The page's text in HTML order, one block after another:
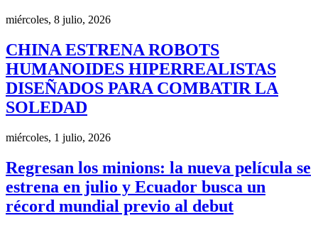
miércoles, 8 julio, 2026
CHINA ESTRENA ROBOTS
HUMANOIDES HIPERREALISTAS
DISEÑADOS PARA COMBATIR LA
SOLEDAD
miércoles, 1 julio, 2026
Regresan los minions: la nueva película se
estrena en julio y Ecuador busca un
récord mundial previo al debut